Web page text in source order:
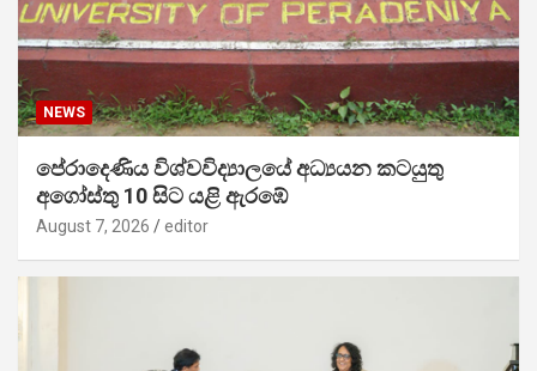
NEWS
පේරාදෙණිය විශ්වවිද්‍යාලයේ අධ්‍යයන කටයුතු
අගෝස්තු 10 සිට යළි ඇරඹේ
August 7, 2026 editor